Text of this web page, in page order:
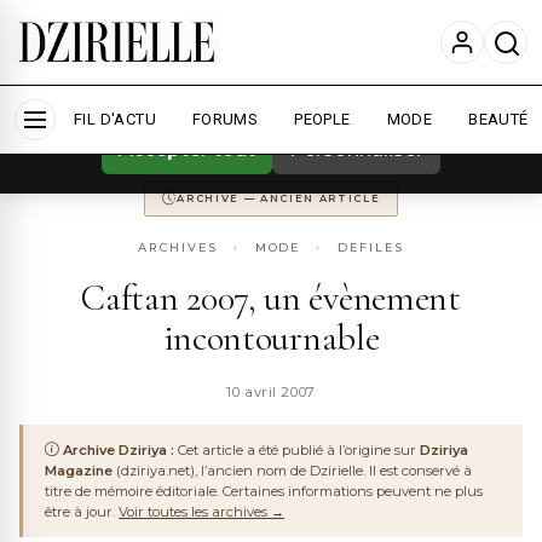
Nous utilisons des cookies pour améliorer
votre expérience et mesurer l'audience. En
Accepter tout Personnaliser
FIL D'ACTU FORUMS PEOPLE MODE BEAUTÉ
CONSERVÉ POUR LA MÉMOIRE DU WEB ALGÉRIEN
ARCHIVE — ANCIEN ARTICLE
ARCHIVES › MODE › DEFILES
Caftan 2007, un évènement
incontournable
10 avril 2007
Archive Dziriya : Cet article a été publié à l’origine sur Dziriya
Magazine (dziriya.net), l’ancien nom de Dzirielle. Il est conservé à
titre de mémoire éditoriale. Certaines informations peuvent ne plus
être à jour. Voir toutes les archives →